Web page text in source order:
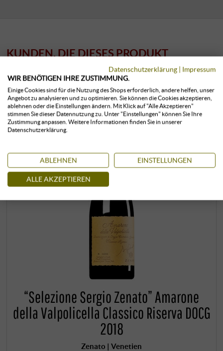
KUNDEN, DIE DIESES PRODUKT
GEKAUFT HABEN, KAUFTEN AUCH:
“Selezione Sergio Zenato” Amarone
della Valpolicella Classico Riserva DOCG
2018
Zenato | Venetien
Datenschutzerklärung | Impressum
WIR BENÖTIGEN IHRE ZUSTIMMUNG.
Einige Cookies sind für die Nutzung des Shops erforderlich, andere helfen, unser
Angebot zu analysieren und zu optimieren. Sie können die Cookies akzeptieren,
ablehnen oder die Einstellungen ändern. Mit Klick auf "Alle Akzeptieren"
stimmen Sie dieser Datennutzung zu. Unter "Einstellungen" können Sie Ihre
Zustimmung anpassen. Weitere Informationen finden Sie in unserer
Datenschutzerklärung.
ABLEHNEN EINSTELLUNGEN
ALLE AKZEPTIEREN